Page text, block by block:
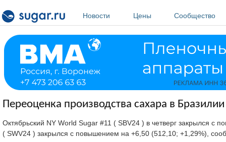
Новости
Цены Сообщество
Переоценка производства сахара в
Октябрьский NY World Sugar #11 ( SBV24 ) в четверг закрылся
( SWV24 ) закрылся с повышением на +6,50 (512,10; +1,29%),